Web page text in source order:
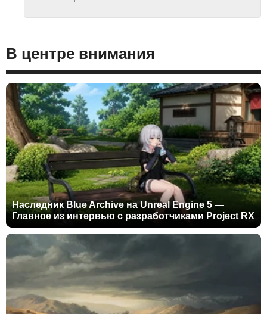
В центре внимания
Наследник Blue Archive на Unreal Engine 5 —
Главное из интервью с разработчиками Project RX